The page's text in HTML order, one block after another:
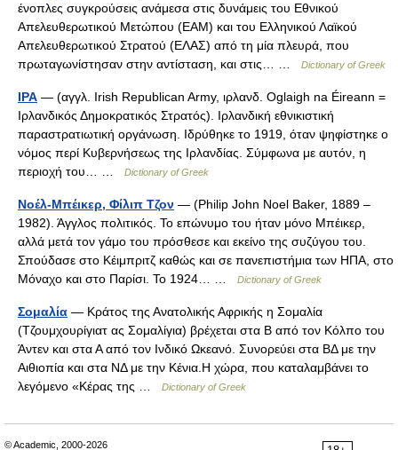
ένοπλες συγκρούσεις ανάμεσα στις δυνάμεις του Εθνικού
Απελευθερωτικού Μετώπου (ΕΑΜ) και του Ελληνικού Λαϊκού
Απελευθερωτικού Στρατού (ΕΛΑΣ) από τη μία πλευρά, που
πρωταγωνίστησαν στην αντίσταση, και στις… …
Dictionary of Greek
ΙΡΑ — (αγγλ. Irish Republican Army, ιρλανδ. Οglaigh na Éireann =
Ιρλανδικός Δημοκρατικός Στρατός). Ιρλανδική εθνικιστική
παραστρατιωτική οργάνωση. Ιδρύθηκε το 1919, όταν ψηφίστηκε ο
νόμος περί Κυβερνήσεως της Ιρλανδίας. Σύμφωνα με αυτόν, η
περιοχή του… …
Dictionary of Greek
Νοέλ-Μπέικερ, Φίλιπ Τζον — (Philip John Noel Baker, 1889 –
1982). Άγγλος πολιτικός. Το επώνυμο του ήταν μόνο Μπέικερ,
αλλά μετά τον γάμο του πρόσθεσε και εκείνο της συζύγου του.
Σπούδασε στο Κέιμπριτζ καθώς και σε πανεπιστήμια των ΗΠΑ, στο
Μόναχο και στο Παρίσι. Το 1924… …
Dictionary of Greek
Σομαλία — Κράτος της Ανατολικής Αφρικής η Σομαλία
(Tζουμχουρίγιατ ας Σομαλίγια) βρέχεται στα Β από τον Kόλπο του
Άντεν και στα Α από τον Iνδικό Ωκεανό. Συνορεύει στα ΒΔ με την
Aιθιοπία και στα ΝΔ με την Kένια.H χώρα, που καταλαμβάνει το
λεγόμενο «Kέρας της …
Dictionary of Greek
© Academic, 2000-2026